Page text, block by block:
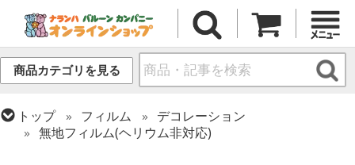
商品カテゴリを見る
トップ フィルム
デコレーション
無地フィルム(ヘリウム非対応)